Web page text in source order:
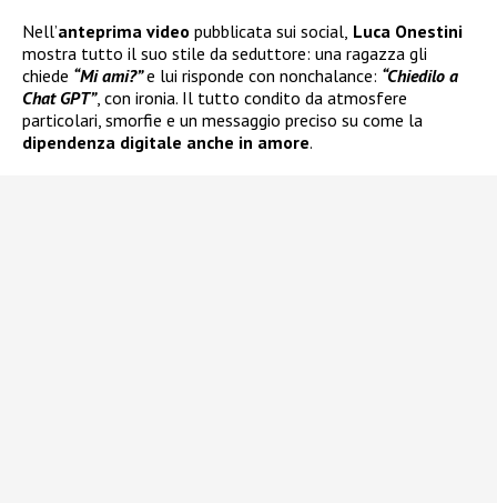
Nell’anteprima video pubblicata sui social, Luca Onestini
mostra tutto il suo stile da seduttore: una ragazza gli
chiede “Mi ami?”e lui risponde con nonchalance: “Chiedilo a
Chat GPT”, con ironia. Il tutto condito da atmosfere
particolari, smorfie e un messaggio preciso su come la
dipendenza digitale anche in amore.